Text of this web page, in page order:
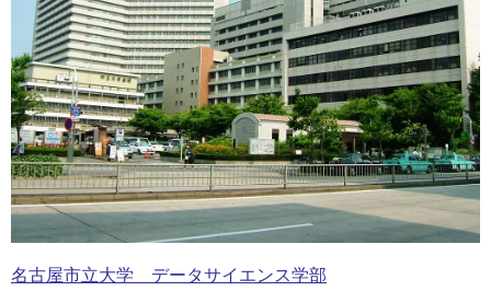
名古屋市立大学 データサイエンス学部